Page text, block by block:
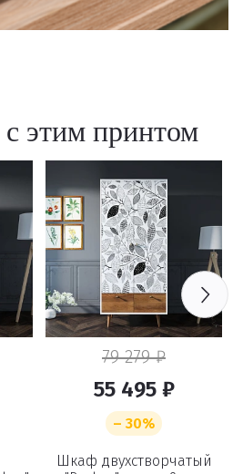
этим принтом
79 279 ₽
55 495 ₽
– 30%
Шкаф двухстворчатый